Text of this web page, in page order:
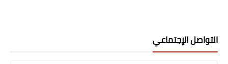
التواصل الإجتماعي